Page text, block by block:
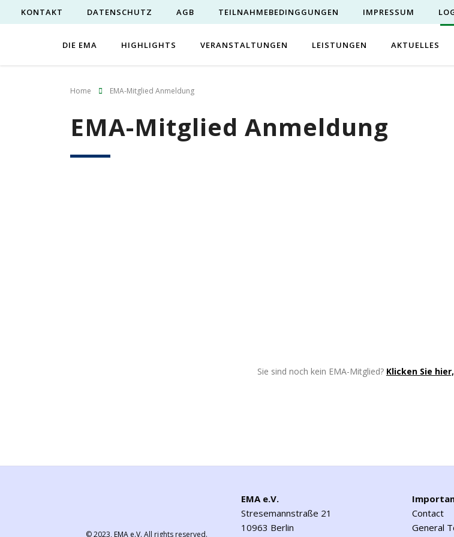
KONTAKT DATENSCHUTZ AGB TEILNAHMEBEDINGGUNGEN IMPRESSUM
DIE EMA HIGHLIGHTS VERANSTALTUNGEN LEISTUNGEN AKTUELLES
Home EMA-Mitglied Anmeldung
EMA-Mitglied Anmeldung
Sie sind noch kein EMA-Mitglied? Klicken Sie
© 2023,EMA e.V. All rights reserved.
EMA e.V.
Stresemannstraße 21
10963 Berlin
Contact
General